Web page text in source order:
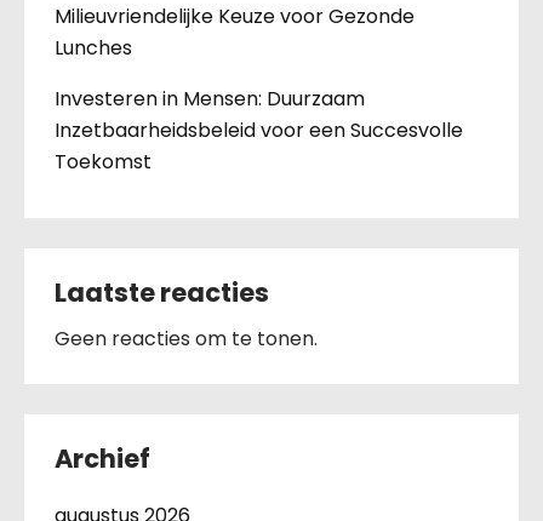
Milieuvriendelijke Keuze voor Gezonde
Lunches
Investeren in Mensen: Duurzaam
Inzetbaarheidsbeleid voor een Succesvolle
Toekomst
Laatste reacties
Geen reacties om te tonen.
Archief
augustus 2026